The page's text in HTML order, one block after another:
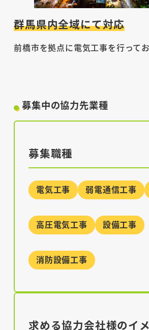
群馬県内全域にて対応
前橋市を拠点に電気工事を行ってお
募集中の協力先業種
募集職種
電気工事 弱電通信工事
高圧電気工事 設備工事
消防設備工事
求める協力会社様のイ